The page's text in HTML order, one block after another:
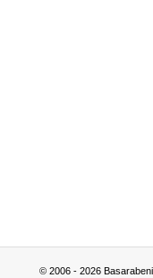
© 2006 - 2026